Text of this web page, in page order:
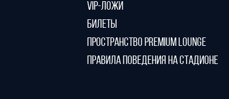
VIP-ЛОЖИ
БИЛЕТЫ
ПРОСТРАНСТВО PREMIUM LOUNGE
ПРАВИЛА ПОВЕДЕНИЯ НА СТАДИОНЕ